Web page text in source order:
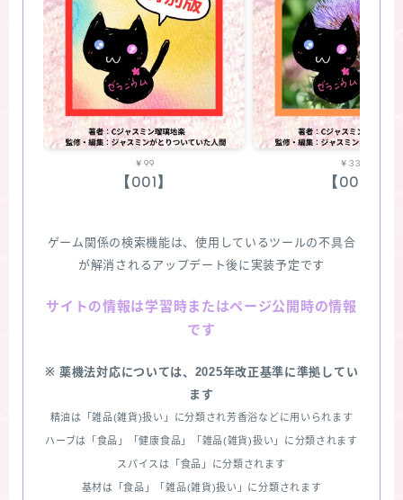
￥99
【001】
￥330
【002】
ゲーム関係の検索機能は、使用しているツールの不具合
が解消されるアップデート後に実装予定です
サイトの情報は学習時またはページ公開時の情報
です
※ 薬機法対応については、2025年改正基準に準拠してい
ます
精油は「雑品(雑貨)扱い」に分類され芳香浴などに用いられます
ハーブは「食品」「健康食品」「雑品(雑貨)扱い」に分類されます
スパイスは「食品」に分類されます
基材は「食品」「雑品(雑貨)扱い」に分類されます